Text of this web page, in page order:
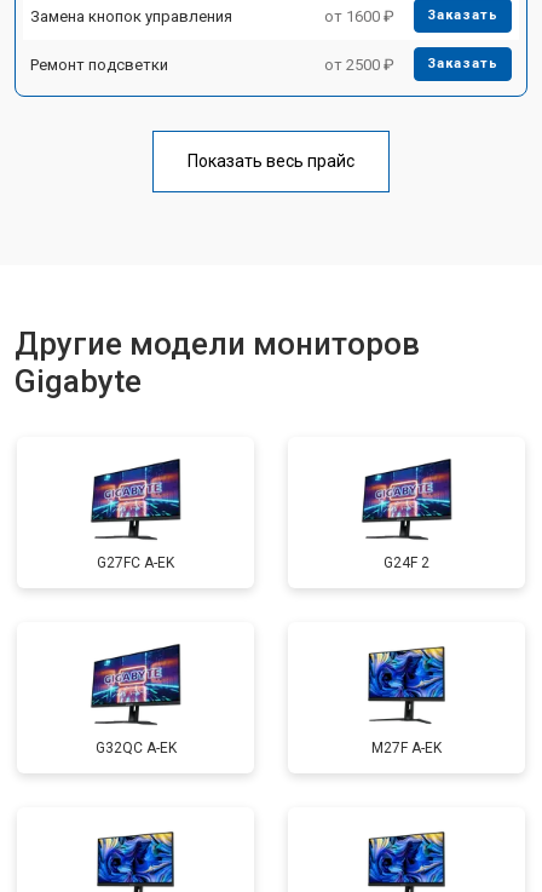
Замена кнопок управления от 1600 ₽ Заказать
Ремонт подсветки от 2500 ₽ Заказать
Показать весь прайс
Другие модели мониторов
Gigabyte
G27FC A-EK G24F 2
G32QC A-EK M27F A-EK